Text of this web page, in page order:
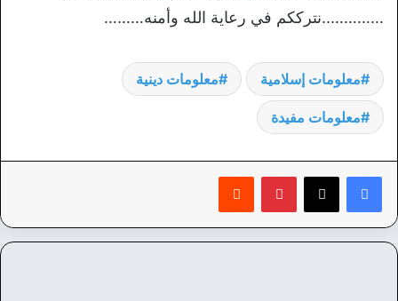
…………..نترككم في رعاية الله وأمنه………
معلومات إسلامية معلومات دينية
معلومات مفيدة
بينتيريست